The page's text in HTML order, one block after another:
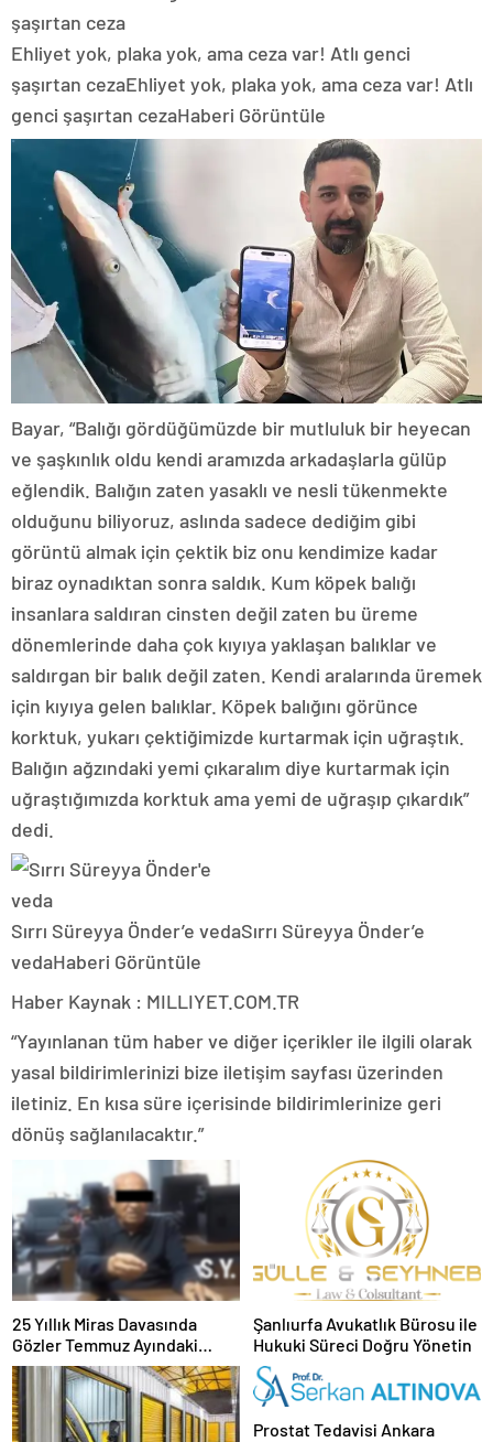
Ehliyet yok, plaka yok, ama ceza var! Atlı genci
şaşırtan cezaEhliyet yok, plaka yok, ama ceza var! Atlı
genci şaşırtan cezaHaberi Görüntüle
Bayar, “Balığı gördüğümüzde bir mutluluk bir heyecan
ve şaşkınlık oldu kendi aramızda arkadaşlarla gülüp
eğlendik. Balığın zaten yasaklı ve nesli tükenmekte
olduğunu biliyoruz, aslında sadece dediğim gibi
görüntü almak için çektik biz onu kendimize kadar
biraz oynadıktan sonra saldık. Kum köpek balığı
insanlara saldıran cinsten değil zaten bu üreme
dönemlerinde daha çok kıyıya yaklaşan balıklar ve
saldırgan bir balık değil zaten. Kendi aralarında üremek
için kıyıya gelen balıklar. Köpek balığını görünce
korktuk, yukarı çektiğimizde kurtarmak için uğraştık.
Balığın ağzındaki yemi çıkaralım diye kurtarmak için
uğraştığımızda korktuk ama yemi de uğraşıp çıkardık”
dedi.
Sırrı Süreyya Önder’e vedaSırrı Süreyya Önder’e
vedaHaberi Görüntüle
Haber Kaynak : MILLIYET.COM.TR
“Yayınlanan tüm haber ve diğer içerikler ile ilgili olarak
yasal bildirimlerinizi bize iletişim sayfası üzerinden
iletiniz. En kısa süre içerisinde bildirimlerinize geri
dönüş sağlanılacaktır.”
25 Yıllık Miras Davasında
Gözler Temmuz Ayındaki
Karar Duruşmasına Çevrildi
Şanlıurfa Avukatlık Bürosu ile
Hukuki Süreci Doğru Yönetin
Prostat Tedavisi Ankara